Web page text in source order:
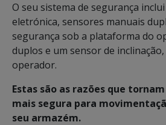
O seu sistema de segurança
eletrónica, sensores manuais
segurança sob a plataforma do
duplos e um sensor de
operador.
Estas são as razões que tornam
mais segura para
seu armazém.